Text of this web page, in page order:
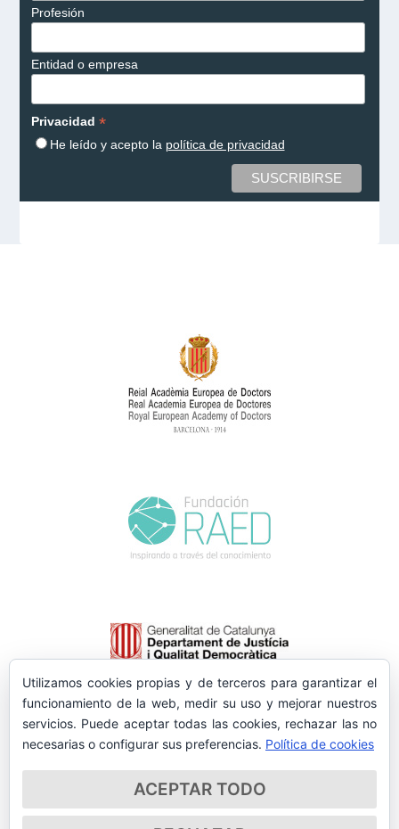
Profesión
Entidad o empresa
Privacidad *
He leído y acepto la política de privacidad
Utilizamos cookies propias y de terceros para garantizar el
funcionamiento de la web, medir su uso y mejorar nuestros
servicios. Puede aceptar todas las cookies, rechazar las no
necesarias o configurar sus preferencias. Política de cookies
ACEPTAR TODO